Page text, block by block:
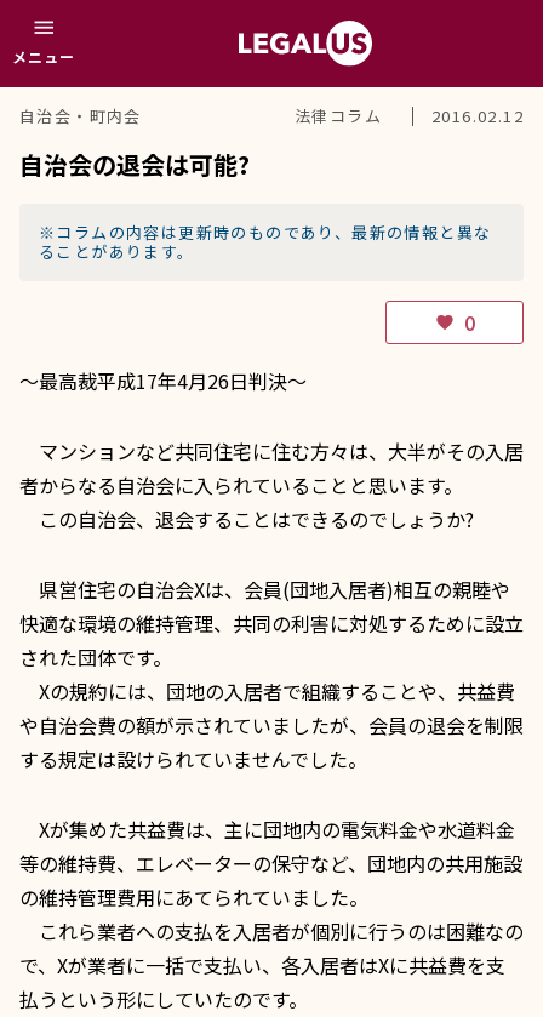
menu
メニュー
自治会・町内会 法律コラム 2016.02.12
自治会の退会は可能?
※コラムの内容は更新時のものであり、最新の情報と異な
ることがあります。
favorite
0
～最高裁平成17年4月26日判決～
マンションなど共同住宅に住む方々は、大半がその入居
者からなる自治会に入られていることと思います。
この自治会、退会することはできるのでしょうか?
県営住宅の自治会Xは、会員(団地入居者)相互の親睦や
快適な環境の維持管理、共同の利害に対処するために設立
された団体です。
Xの規約には、団地の入居者で組織することや、共益費
や自治会費の額が示されていましたが、会員の退会を制限
する規定は設けられていませんでした。
Xが集めた共益費は、主に団地内の電気料金や水道料金
等の維持費、エレベーターの保守など、団地内の共用施設
の維持管理費用にあてられていました。
これら業者への支払を入居者が個別に行うのは困難なの
で、Xが業者に一括で支払い、各入居者はXに共益費を支
払うという形にしていたのです。